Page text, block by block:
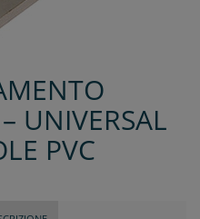
UNIVERSAL
PVC